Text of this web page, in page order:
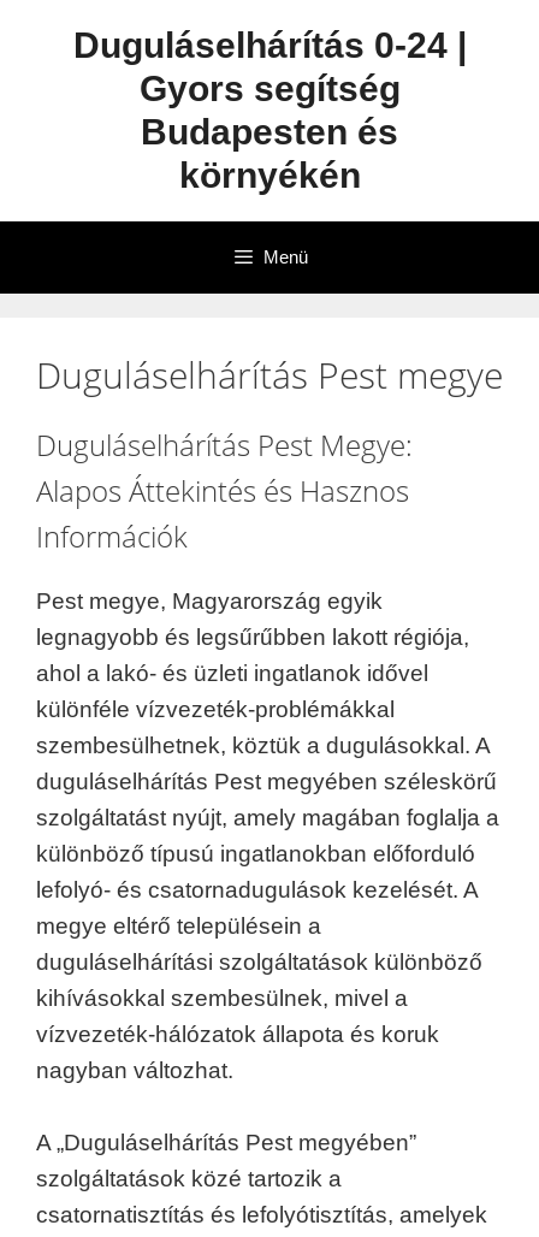
Duguláselhárítás 0-24 |
Gyors segítség
Budapesten és
környékén
Menü
Duguláselhárítás Pest megye
Duguláselhárítás Pest Megye:
Alapos Áttekintés és Hasznos
Információk
Pest megye, Magyarország egyik
legnagyobb és legsűrűbben lakott régiója,
ahol a lakó- és üzleti ingatlanok idővel
különféle vízvezeték-problémákkal
szembesülhetnek, köztük a dugulásokkal. A
duguláselhárítás Pest megyében széleskörű
szolgáltatást nyújt, amely magában foglalja a
különböző típusú ingatlanokban előforduló
lefolyó- és csatornadugulások kezelését. A
megye eltérő településein a
duguláselhárítási szolgáltatások különböző
kihívásokkal szembesülnek, mivel a
vízvezeték-hálózatok állapota és koruk
nagyban változhat.
A „Duguláselhárítás Pest megyében”
szolgáltatások közé tartozik a
csatornatisztítás és lefolyótisztítás, amelyek